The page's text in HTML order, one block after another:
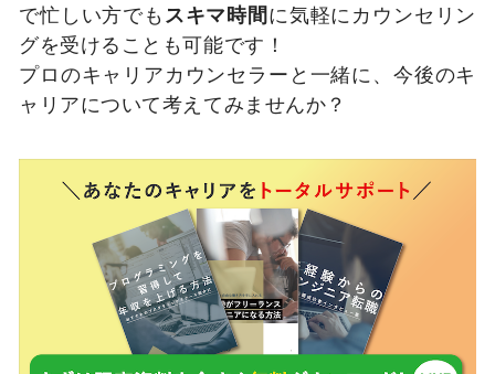
で忙しい方でも スキマ時間に気軽にカウンセリン
グを受けることも可能です！
プロのキャリアカウンセラーと一緒に、今後のキ
ャリアについて考えてみませんか？